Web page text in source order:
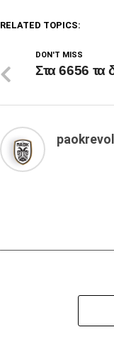
RELATED TOPICS:
DON'T MISS
Στα 6656 τα